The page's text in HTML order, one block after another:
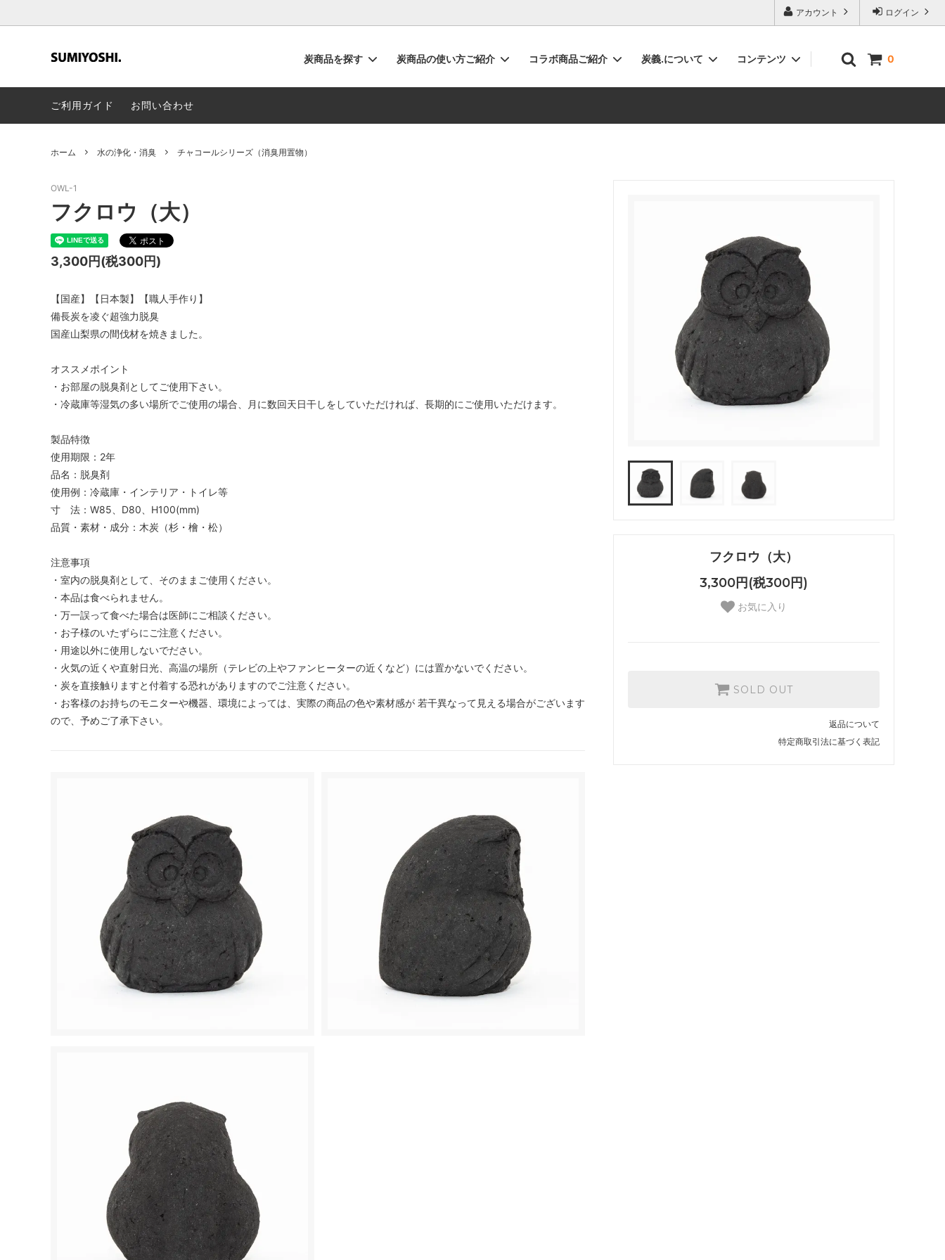
ログイン
アカウント
0
炭商品を探す
飲む炭・食べる炭
炭商品の使い方ご紹介 コラボ商品ご紹介 炭義.について コンテンツ
会社概要
ご利用ガイド お問い合わせ
ホーム 水の浄化・消臭 チャコールシリーズ（消臭用置物）
フクロウ（大）
3,300円(税300円)
お気に入り
SOLD OUT
返品について
特定商取引法に基づく表記
OWL-1
フクロウ（大）
3,300円(税300円)
【国産】【日本製】【職人手作り】
備長炭を凌ぐ超強力脱臭
国産山梨県の間伐材を焼きました。
オススメポイント
・お部屋の脱臭剤としてご使用下さい。
・冷蔵庫等湿気の多い場所でご使用の場合、月に数回天日干しをしていただければ、長期的にご使用いただけます。
製品特徴
使用期限：2年
品名：脱臭剤
使用例：冷蔵庫・インテリア・トイレ等
寸 法：W85、D80、H100(mm)
品質・素材・成分：木炭（杉・檜・松）
注意事項
・室内の脱臭剤として、そのままご使用ください。
・本品は食べられません。
・万一誤って食べた場合は医師にご相談ください。
・お子様のいたずらにご注意ください。
・用途以外に使用しないでださい。
・火気の近くや直射日光、高温の場所（テレビの上やファンヒーターの近くなど）には置かないでください。
・炭を直接触りますと付着する恐れがありますのでご注意ください。
・お客様のお持ちのモニターや機器、環境によっては、実際の商品の色や素材感が 若干異なって見える場合がございます
ので、予めご了承下さい。